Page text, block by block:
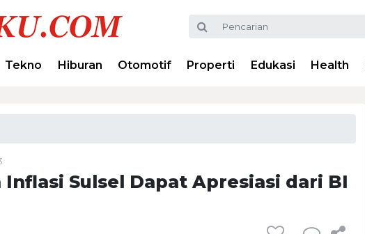
Tekno Hiburan Otomotif Properti Edukasi Health
Sulsel Dapat Apresiasi dari BI